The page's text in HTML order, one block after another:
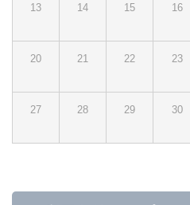
13 14 15 16
20 21 22 23
27 28 29 30